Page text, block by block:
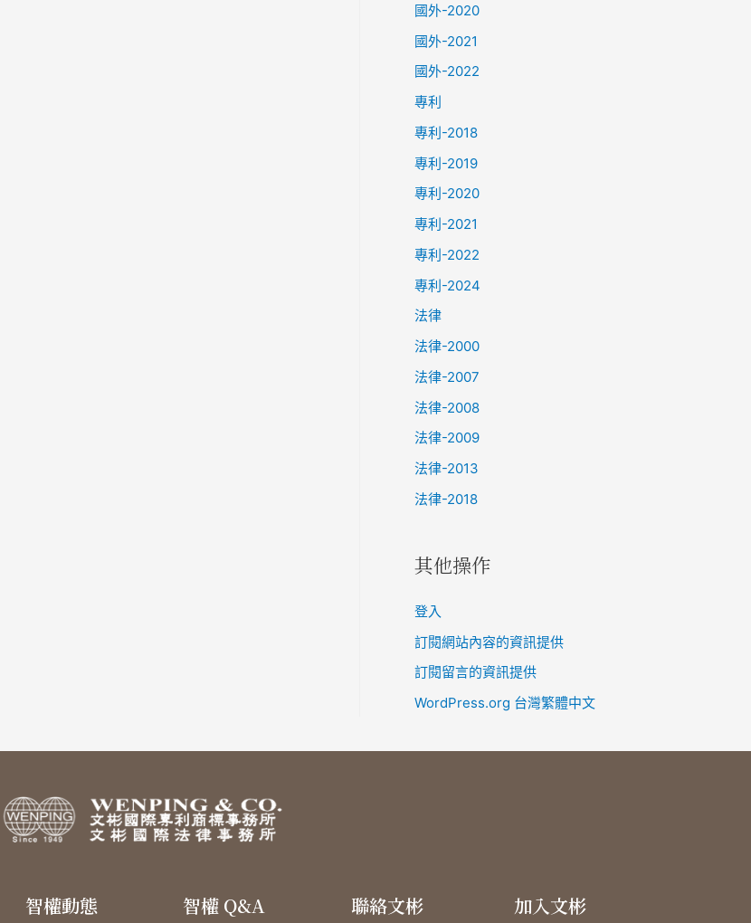
國外-2020
國外-2021
國外-2022
專利
專利-2018
專利-2019
專利-2020
專利-2021
專利-2022
專利-2024
法律
法律-2000
法律-2007
法律-2008
法律-2009
法律-2013
法律-2018
其他操作
登入
訂閱網站內容的資訊提供
訂閱留言的資訊提供
WordPress.org 台灣繁體中文
智權動態 智權 Q&A 聯絡文彬 加入文彬